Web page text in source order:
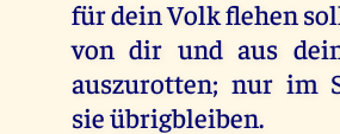
fürdeinVolkflehen
von dir und aus
auszurotten; nur im
sieübrigbleiben.